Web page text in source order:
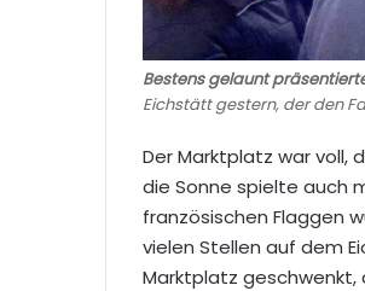
Bestens gelaunt
Eichstätt gestern, der den
Der Marktplatz war voll,
die Sonne spielte auch
französischen Flaggen
vielen Stellen auf dem
Marktplatz geschwenkt,